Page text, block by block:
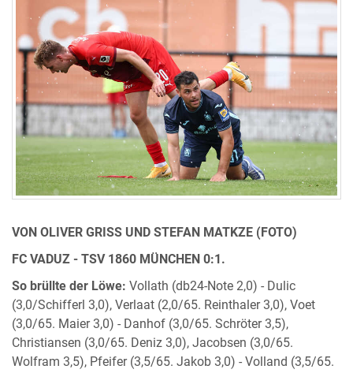
VON OLIVER GRISS UND STEFAN MATKZE (FOTO)
FC VADUZ - TSV 1860 MÜNCHEN 0:1.
So brüllte der Löwe: Vollath (db24-Note 2,0) - Dulic
(3,0/Schifferl 3,0), Verlaat (2,0/65. Reinthaler 3,0), Voet
(3,0/65. Maier 3,0) - Danhof (3,0/65. Schröter 3,5),
Christiansen (3,0/65. Deniz 3,0), Jacobsen (3,0/65.
Wolfram 3,5), Pfeifer (3,5/65. Jakob 3,0) - Volland (3,5/65.